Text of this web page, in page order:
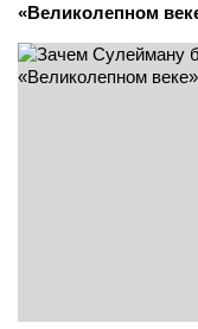
«Великолепном